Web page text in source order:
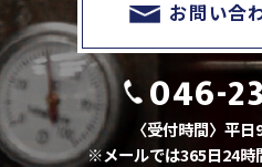
お問い合
046-
〈受付時間〉平
※メールでは365日24時